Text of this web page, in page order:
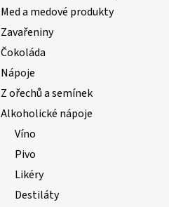
Med a medové produkty
Zavařeniny
Čokoláda
Nápoje
Z ořechů a semínek
Alkoholické nápoje
Víno
Pivo
Likéry
Destiláty